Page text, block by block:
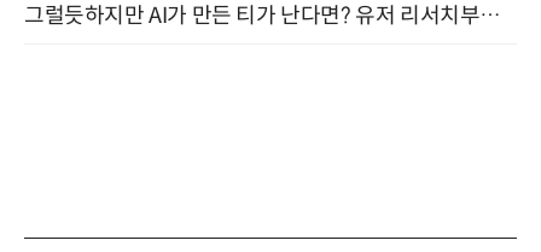
그럴듯하지만 AI가 만든 티가 난다면? 유저 리서치부터 배포까지! (9/15)